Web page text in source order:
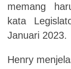
memang
kata
Januari 2023.
Henry